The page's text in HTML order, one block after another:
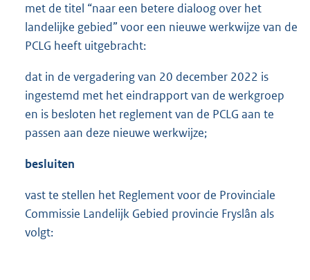
met de titel “naar een betere dialoog over het
landelijke gebied” voor een nieuwe werkwijze van de
PCLG heeft uitgebracht:
dat in de vergadering van 20 december 2022 is
ingestemd met het eindrapport van de werkgroep
en is besloten het reglement van de PCLG aan te
passen aan deze nieuwe werkwijze;
besluiten
vast te stellen het Reglement voor de Provinciale
Commissie Landelijk Gebied provincie Fryslân als
volgt: